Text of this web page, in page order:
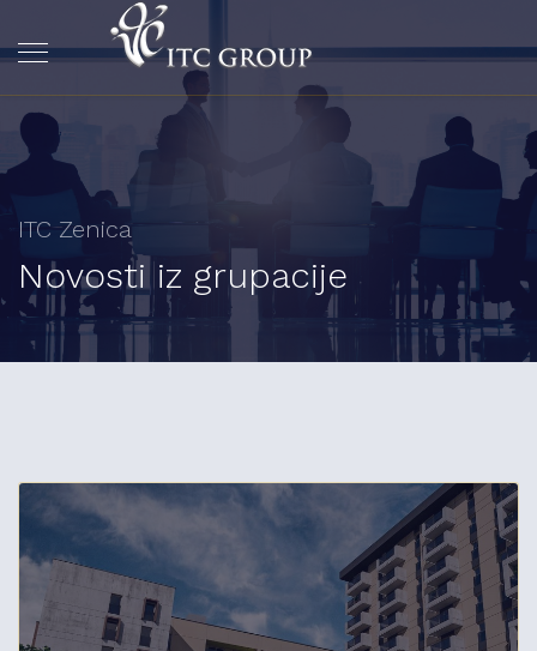
ITC Zenica
Novosti iz grupacije